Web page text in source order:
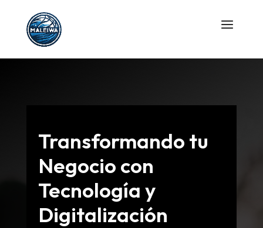
Transformando tu
Negocio con
Tecnología y
Digitalización